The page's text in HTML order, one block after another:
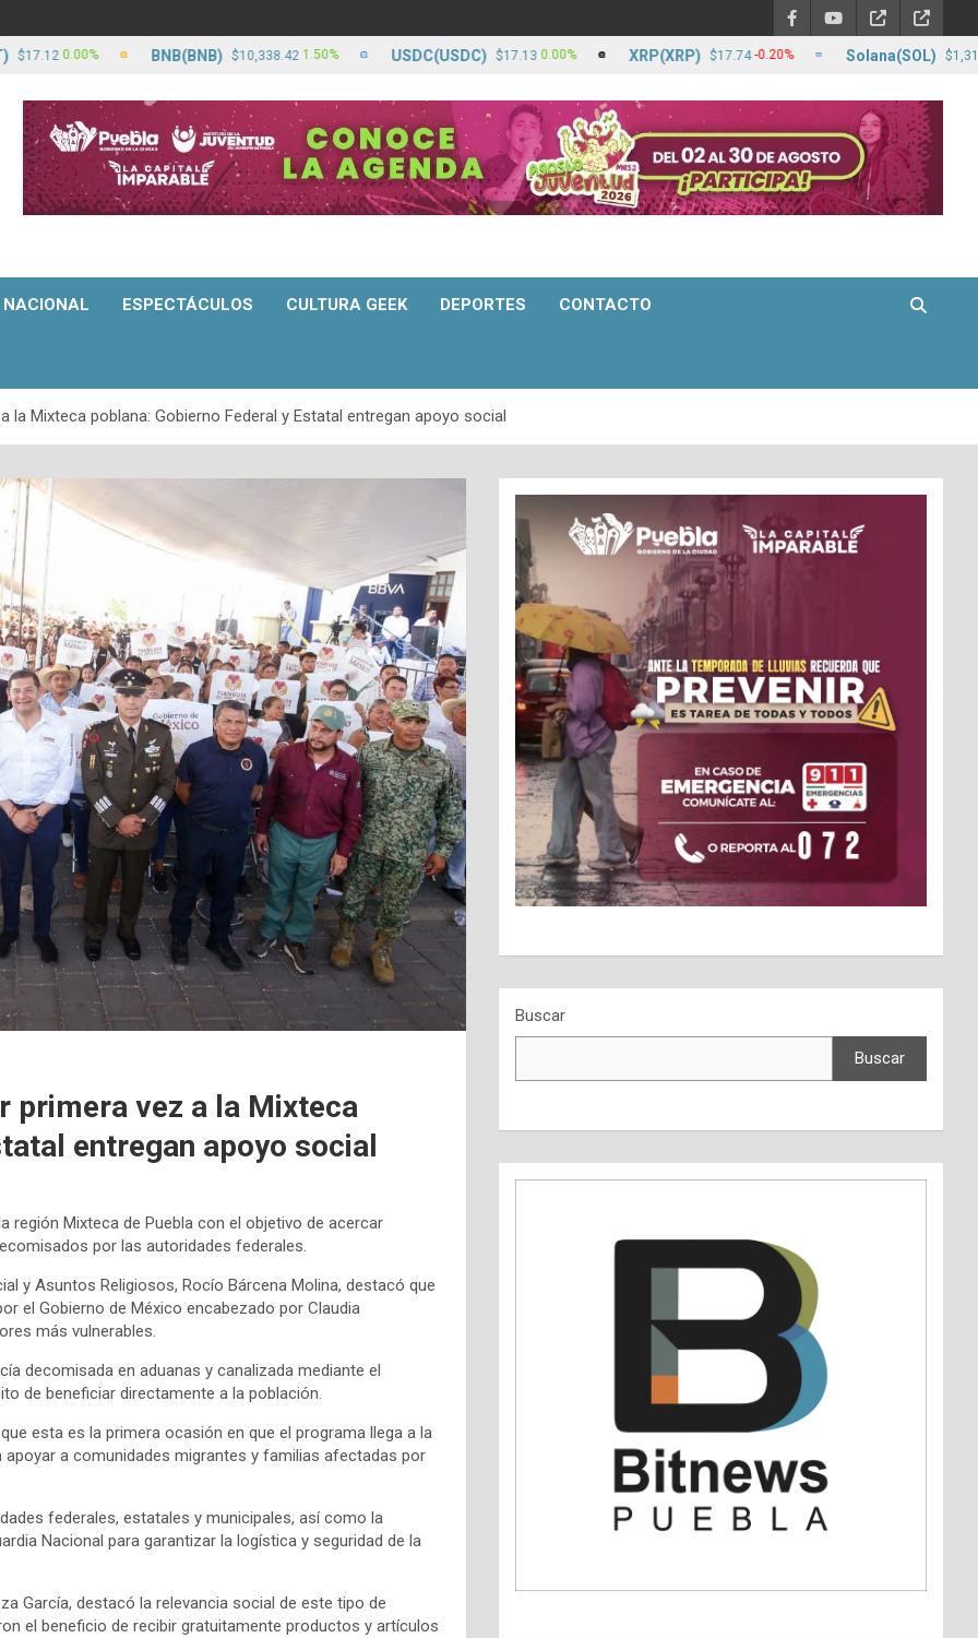
NACIONAL ESPECTÁCULOS CULTURA GEEK DEPORTES CONTACTO
la Mixteca poblana: Gobierno Federal y Estatal entregan apoyo social
primera vez a la Mixteca
entregan apoyo social
región Mixteca de Puebla con el objetivo de acercar
por las autoridades federales.
y Asuntos Religiosos, Rocío Bárcena Molina, destacó que
el Gobierno de México encabezado por Claudia
más vulnerables.
decomisada en aduanas y canalizada mediante el
de beneficiar directamente a la población.
esta es la primera ocasión en que el programa llega a la
a comunidades migrantes y familias afectadas por
federales, estatales y municipales, así como la
Nacional para garantizar la logística y seguridad de la
García, destacó la relevancia social de este tipo de
el beneficio de recibir gratuitamente productos y artículos
Buscar
Buscar
0.00% BNB(BNB) $10,338.42 1.50% USDC(USDC) $17.13 0.00% XRP(XRP) $17.74 -0.20% Solana(SOL) $1,310.25